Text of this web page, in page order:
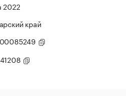
2022
край